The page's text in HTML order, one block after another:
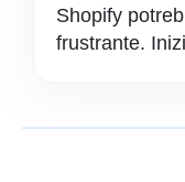
Shopify
frustrante.